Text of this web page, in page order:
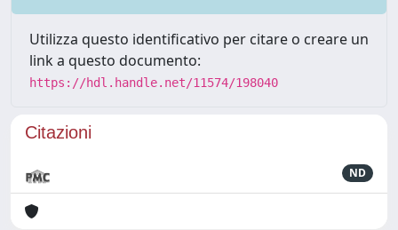
Utilizza questo identificativo per citare o creare un
link a questo documento:
https://hdl.handle.net/11574/198040
Citazioni
ND